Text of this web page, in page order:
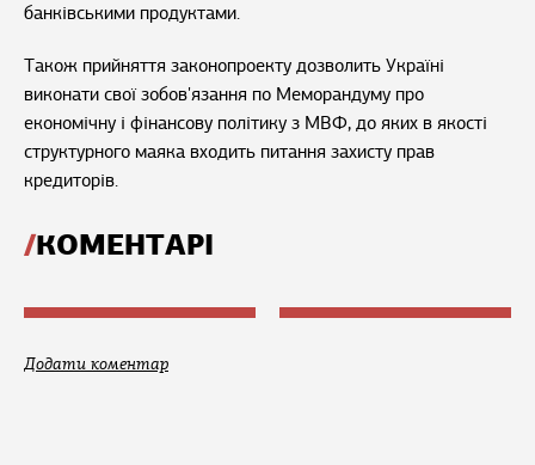
банківськими продуктами.
Також прийняття законопроекту дозволить Україні
виконати свої зобов'язання по Меморандуму про
економічну і фінансову політику з МВФ, до яких в якості
структурного маяка входить питання захисту прав
кредиторів.
КОМЕНТАРІ
Додати коментар